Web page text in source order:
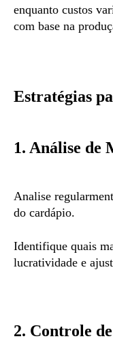
enquanto custos
com base na
Estratégias
1. Análise de
Analise
do cardápio.
Identifique quais
lucratividade e
2. Controle